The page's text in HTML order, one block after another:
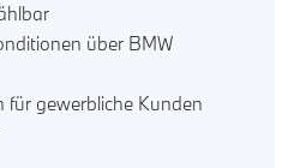
über BMW
für gewerbliche Kunden